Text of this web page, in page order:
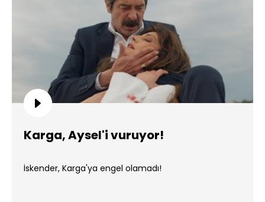
Karga, Aysel'i vuruyor!
İskender, Karga'ya engel olamadı!